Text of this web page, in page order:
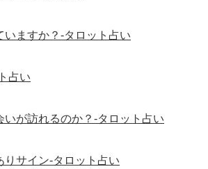
ますか？-タロット占い
占い
いが訪れるのか？-タロット占い
りサイン-タロット占い